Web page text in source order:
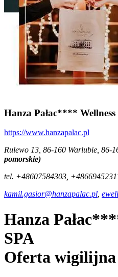
Hanza Pałac****
https://www.hanzapalac.pl
Rulewo 13, 86-160 Warlubie, 86-
pomorskie)
tel. +48607584303,
kamil.gasior@hanzapalac.pl
Hanza
SPA
Oferta wigilijna